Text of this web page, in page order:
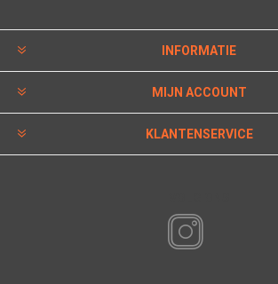
INFORMATIE
MIJN ACCOUNT
KLANTENSERVICE